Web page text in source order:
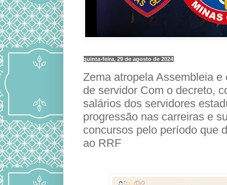
quinta-feira, 29 de agosto de 2024
Zema atropela Assembleia e
de servidor Com o decreto,
salários dos servidores
progressão nas carreiras e
concursos pelo período que
ao RRF